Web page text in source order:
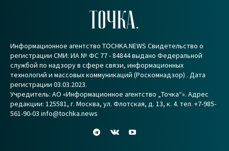
ТОЧКА.
Информационное агентство TOCHKA.NEWS Свидетельство о
регистрации СМИ: ИА № ФС 77 - 84844 выдано Федеральной
службой по надзору в сфере связи, информационных
технологий и массовых коммуникаций (Роскомнадзор) . Дата
регистрации 03.03.2023.
Учредитель: АО «Информационное агентство „Точка“». Адрес
редакции: 125581, г. Москва, ул. Флотская, д. 13, к. 4. тел. +7-985-
561-90-03 info@tochka.news